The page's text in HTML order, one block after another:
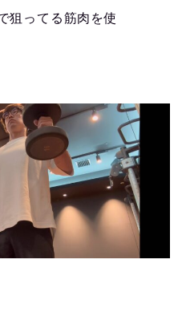
狙ってる筋肉を使